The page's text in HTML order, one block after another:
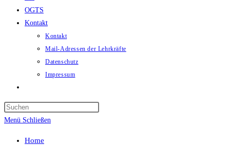
OGTS
Kontakt
Kontakt
Mail-Adressen der Lehrkräfte
Datenschutz
Impressum
umschalten
Menü Schließen
Home